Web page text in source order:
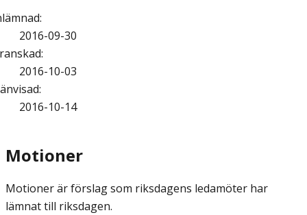
:
2016-09-30
:
2016-10-03
:
2016-10-14
Motioner
Motioner är förslag som riksdagens ledamöter har
lämnat till riksdagen.